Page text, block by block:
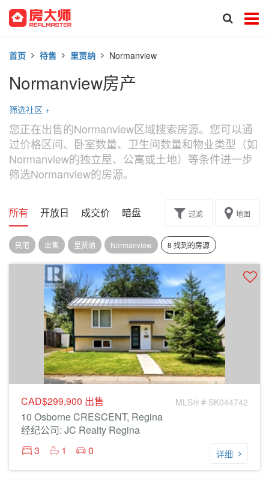
首页 待售 里贾纳 Normanview
Normanview房产
筛选社区 +
您正在出售的Normanview区域搜索房源。您可以通
过价格区间、卧室数量、卫生间数量和物业类型（如
Normanview的独立屋、公寓或土地）等条件进一步
筛选Normanview的房源。
所有 开放日 成交价 暗盘 楼花转让过滤 地图
民宅 出售 里贾纳 Normanview 8 找到的房源
CAD$299,900 出售 MLS® # SK044742
10 Osborne CRESCENT, Regina
经纪公司: JC Realty Regina
3
1 0 详细